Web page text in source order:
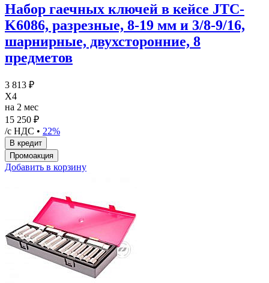
Набор гаечных ключей в кейсе JTC-
K6086, разрезные, 8-19 мм и 3/8-9/16,
шарнирные, двухсторонние, 8
предметов
3 813 ₽
X4
на 2 мес
15 250 ₽
/с НДС • 22%
Добавить в корзину